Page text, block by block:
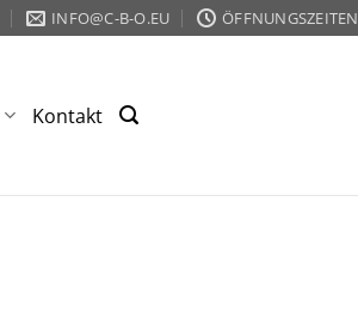
INFO@C-B-O.EU ÖFFNUNGSZEITEN
Kontakt